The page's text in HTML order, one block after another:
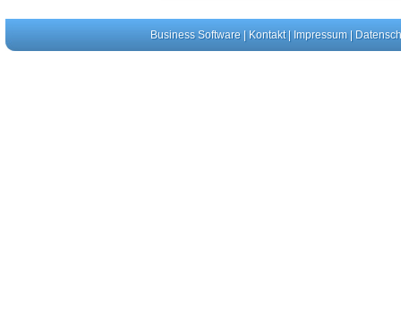
Business Software| Kontakt| Impressum|